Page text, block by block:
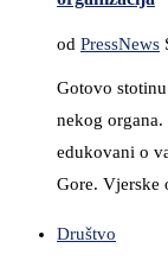
od PressNews
Gotovo
nekog
edukovani o
Gore. Vjerske
Društvo